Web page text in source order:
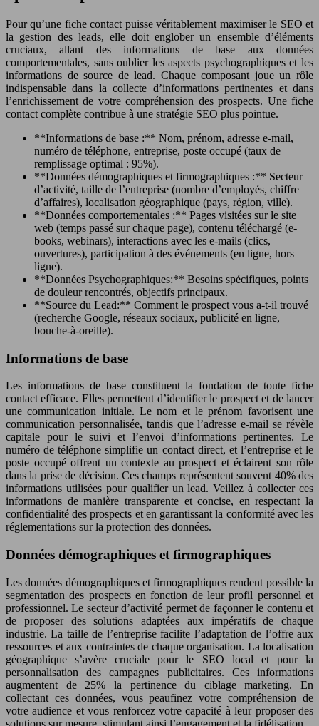
Pour qu’une fiche contact puisse véritablement maximiser le SEO et
la gestion des leads, elle doit englober un ensemble d’éléments
cruciaux, allant des informations de base aux données
comportementales, sans oublier les aspects psychographiques et les
informations de source de lead. Chaque composant joue un rôle
indispensable dans la collecte d’informations pertinentes et dans
l’enrichissement de votre compréhension des prospects. Une fiche
contact complète contribue à une stratégie SEO plus pointue.
**Informations de base :** Nom, prénom, adresse e-mail,
numéro de téléphone, entreprise, poste occupé (taux de
remplissage optimal : 95%).
**Données démographiques et firmographiques :** Secteur
d’activité, taille de l’entreprise (nombre d’employés, chiffre
d’affaires), localisation géographique (pays, région, ville).
**Données comportementales :** Pages visitées sur le site
web (temps passé sur chaque page), contenu téléchargé (e-
books, webinars), interactions avec les e-mails (clics,
ouvertures), participation à des événements (en ligne, hors
ligne).
**Données Psychographiques:** Besoins spécifiques, points
de douleur rencontrés, objectifs principaux.
**Source du Lead:** Comment le prospect vous a-t-il trouvé
(recherche Google, réseaux sociaux, publicité en ligne,
bouche-à-oreille).
Informations de base
Les informations de base constituent la fondation de toute fiche
contact efficace. Elles permettent d’identifier le prospect et de lancer
une communication initiale. Le nom et le prénom favorisent une
communication personnalisée, tandis que l’adresse e-mail se révèle
capitale pour le suivi et l’envoi d’informations pertinentes. Le
numéro de téléphone simplifie un contact direct, et l’entreprise et le
poste occupé offrent un contexte au prospect et éclairent son rôle
dans la prise de décision. Ces champs représentent souvent 40% des
informations utilisées pour qualifier un lead. Veillez à collecter ces
informations de manière transparente et concise, en respectant la
confidentialité des prospects et en garantissant la conformité avec les
réglementations sur la protection des données.
Données démographiques et firmographiques
Les données démographiques et firmographiques rendent possible la
segmentation des prospects en fonction de leur profil personnel et
professionnel. Le secteur d’activité permet de façonner le contenu et
de proposer des solutions adaptées aux impératifs de chaque
industrie. La taille de l’entreprise facilite l’adaptation de l’offre aux
ressources et aux contraintes de chaque organisation. La localisation
géographique s’avère cruciale pour le SEO local et pour la
personnalisation des campagnes publicitaires. Ces informations
augmentent de 25% la pertinence du ciblage marketing. En
collectant ces données, vous peaufinez votre compréhension de
votre audience et vous renforcez votre capacité à leur proposer des
solutions sur mesure, stimulant ainsi l’engagement et la fidélisation.